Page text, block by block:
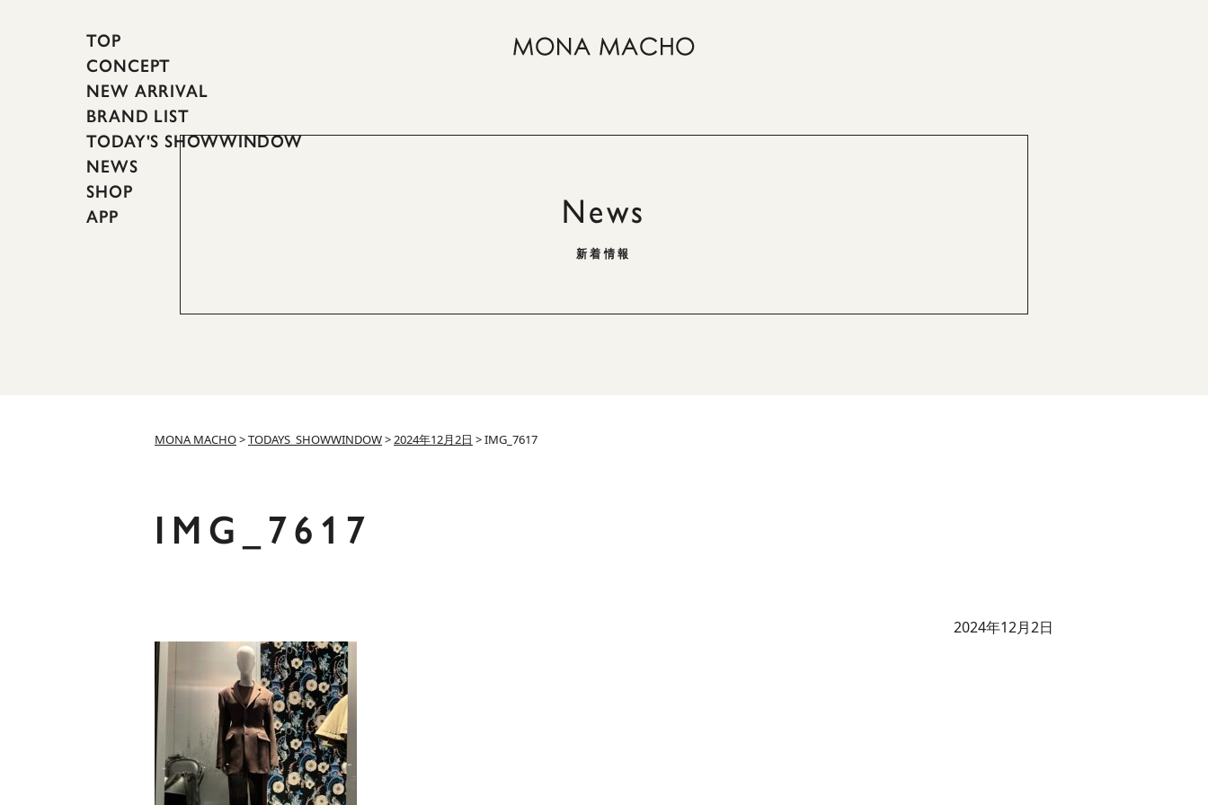
TOP
CONCEPT
NEW ARRIVAL
BRAND LIST
TODAY'S SHOWWINDOW
NEWS
SHOP
APP
News
新着情報
MONA MACHO>TODAYS_SHOWWINDOW>2024年12月2日 >IMG_7617
IMG_7617
2024年12月2日